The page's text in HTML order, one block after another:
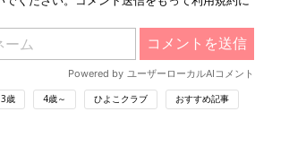
3歳 4歳～ ひよこクラブ おすすめ記事